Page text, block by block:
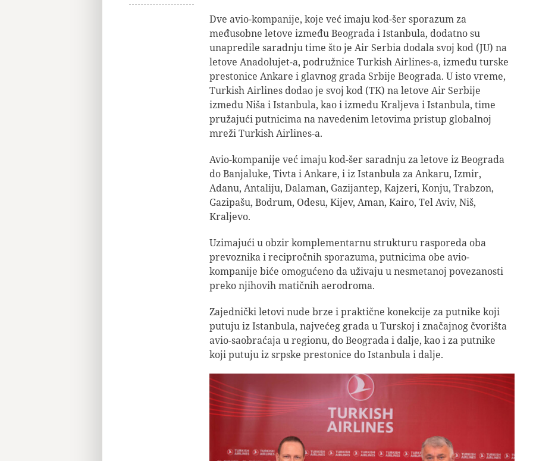
Dve avio-kompanije, koje već imaju kod-šer sporazum za
međusobne letove između Beograda i Istanbula, dodatno su
unapredile saradnju time što je Air Serbia dodala svoj kod (JU) na
letove Anadolujet-a, podružnice Turkish Airlines-a, između turske
prestonice Ankare i glavnog grada Srbije Beograda. U isto vreme,
Turkish Airlines dodao je svoj kod (TK) na letove Air Serbije
između Niša i Istanbula, kao i između Kraljeva i Istanbula, time
pružajući putnicima na navedenim letovima pristup globalnoj
mreži Turkish Airlines-a.
Avio-kompanije već imaju kod-šer saradnju za letove iz Beograda
do Banjaluke, Tivta i Ankare, i iz Istanbula za Ankaru, Izmir,
Adanu, Antaliju, Dalaman, Gazijantep, Kajzeri, Konju, Trabzon,
Gazipašu, Bodrum, Odesu, Kijev, Aman, Kairo, Tel Aviv, Niš,
Kraljevo.
Uzimajući u obzir komplementarnu strukturu rasporeda oba
prevoznika i recipročnih sporazuma, putnicima obe avio-
kompanije biće omogućeno da uživaju u nesmetanoj povezanosti
preko njihovih matičnih aerodroma.
Zajednički letovi nude brze i praktične konekcije za putnike koji
putuju iz Istanbula, najvećeg grada u Turskoj i značajnog čvorišta
avio-saobraćaja u regionu, do Beograda i dalje, kao i za putnike
koji putuju iz srpske prestonice do Istanbula i dalje.